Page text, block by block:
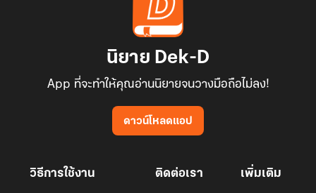
นิยาย Dek-D
App ที่จะทำให้คุณอ่านนิยายจนวางมือถือไม่ลง!
ดาวน์โหลดแอป
วิธีการใช้งาน ติดต่อเรา เพิ่มเติม